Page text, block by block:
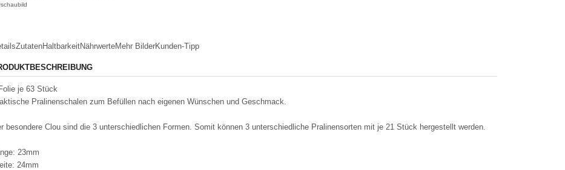
ZutatenHaltbarkeitNährwerteMehr BilderKunden-Tipp
je 63 Stück
Pralinenschalen zum Befüllen nach eigenen Wünschen und Geschmack.
besondere Clou sind die 3 unterschiedlichen Formen. Somit können 3 unterschiedliche Pralinensorten mit je 21 Stück hergestellt werden.
23mm
24mm